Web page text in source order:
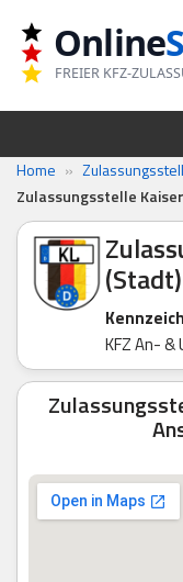
Zum
Inhalt
springen
Online
FREIER KFZ-
Home »
Zulassungsstelle
(Stadt)
KFZ An- &